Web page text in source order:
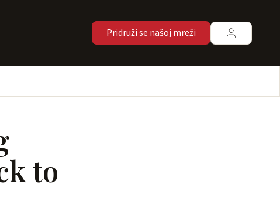
Pridruži se našoj mreži
to